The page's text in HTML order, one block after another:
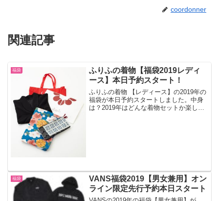
coordonner
関連記事
福袋
ふりふの着物【福袋2019レディ
ース】本日予約スタート！
ふりふの着物 【レディース】の2019年の
福袋が本日予約スタートしました。中身
は？2019年はどんな着物セットか楽しみ
福袋
VANS福袋2019【男女兼用】オン
ライン限定先行予約本日スタート